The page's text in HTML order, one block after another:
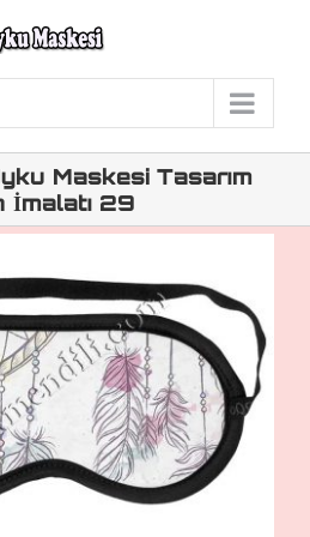
Maskesi Tasarım
İmalatı 29